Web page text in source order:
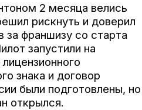
2 месяца велись
рискнуть и доверил
за франшизу со старта
запустили на
знака и договор
были подготовлены, но
открылся.